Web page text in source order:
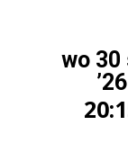
wo 30
’26